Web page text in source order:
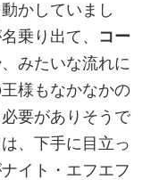
かしていまし
乗り出て、 コー
、みたいな流れに
様もなかなかの
要がありそうで
、下手に目立っ
イト・エフエフ